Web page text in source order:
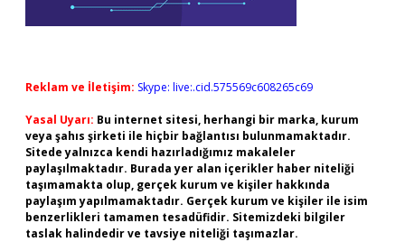
Reklam ve İletişim: Skype: live:.cid.575569c608265c69
Yasal Uyarı: Bu internet sitesi, herhangi bir marka, kurum
veya şahıs şirketi ile hiçbir bağlantısı bulunmamaktadır.
Sitede yalnızca kendi hazırladığımız makaleler
paylaşılmaktadır. Burada yer alan içerikler haber niteliği
taşımamakta olup, gerçek kurum ve kişiler hakkında
paylaşım yapılmamaktadır. Gerçek kurum ve kişiler ile isim
benzerlikleri tamamen tesadüfidir. Sitemizdeki bilgiler
taslak halindedir ve tavsiye niteliği taşımazlar.